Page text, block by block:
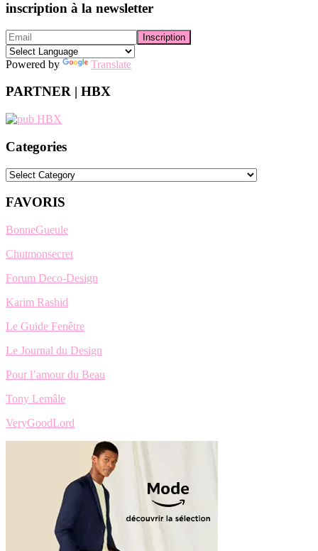
inscription à la newsletter
Powered by Translate
PARTNER | HBX
Categories
Categories
FAVORIS
BonneGueule
Chutmonsecret
Forum Deco-Design
Karim Rashid
Le Guide Fenêtre
Le Journal du Design
Pour l’amour du Beau
Tony Lemâle
VeryGoodLord